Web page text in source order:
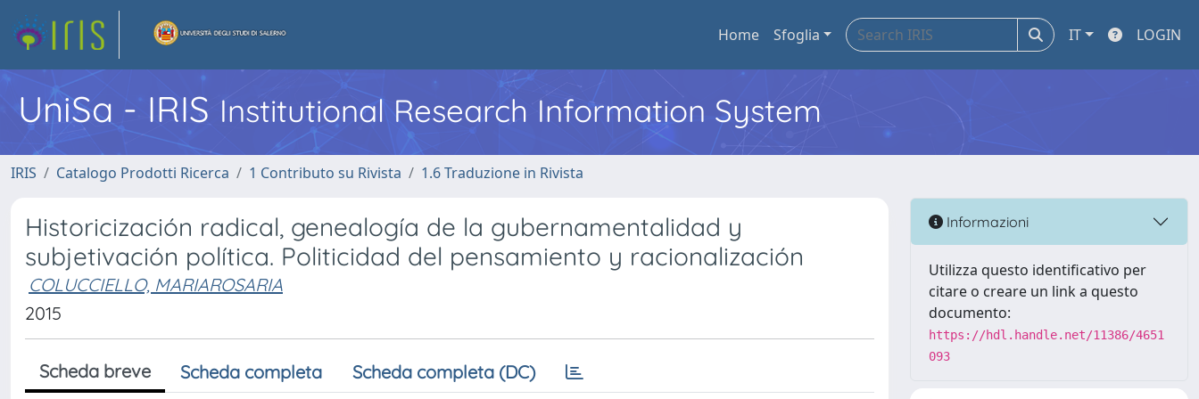
Home Sfoglia IT LOGIN
UniSa - IRIS Institutional Research Information System
IRIS Catalogo Prodotti Ricerca 1 Contributo su Rivista 1.6 Traduzione in Rivista
Historicización radical, genealogía de la gubernamentalidad y
subjetivación política. Politicidad del pensamiento y racionalización
COLUCCIELLO, MARIAROSARIA
2015
Scheda breve Scheda completa Scheda completa (DC)
Informazioni
Utilizza questo identificativo per
citare o creare un link a questo
documento:
https://hdl.handle.net/11386/4651
093